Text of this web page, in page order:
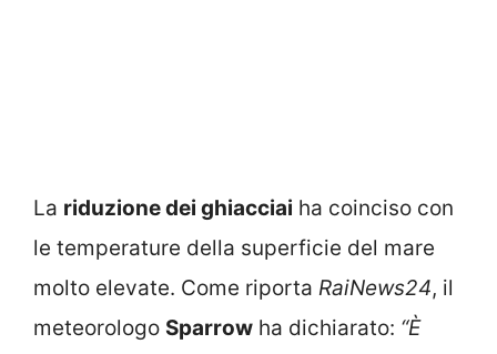
La riduzione dei ghiacciai ha coinciso con
le temperature della superficie del mare
molto elevate. Come riporta RaiNews24, il
meteorologo Sparrow ha dichiarato: “È